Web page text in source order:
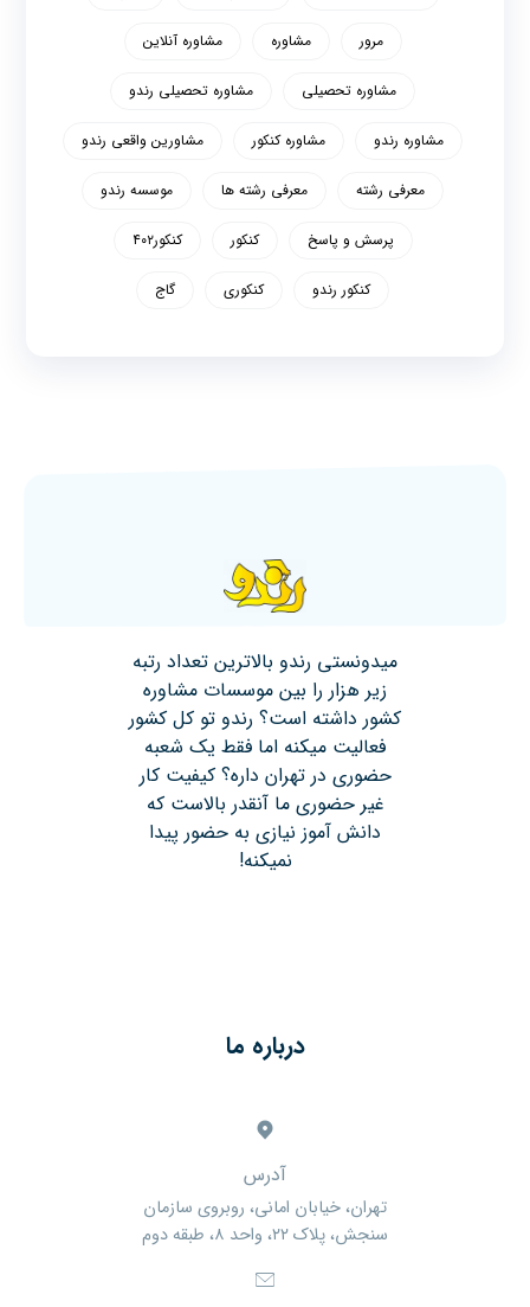
مرور مشاوره مشاوره آنلاین
مشاوره تحصیلی مشاوره تحصیلی رندو
مشاوره رندو مشاوره کنکور مشاورین واقعی رندو
معرفی رشته معرفی رشته ها موسسه رندو
پرسش و پاسخ کنکور کنکور۴۰۲
کنکور رندو کنکوری گاج
میدونستی رندو بالاترین تعداد رتبه
زیر هزار را بین موسسات مشاوره
کشور داشته است؟ رندو تو کل کشور
فعالیت میکنه اما فقط یک شعبه
حضوری در تهران داره؟ کیفیت کار
غیر حضوری ما آنقدر بالاست که
دانش آموز نیازی به حضور پیدا
نمیکنه!
درباره ما
آدرس
تهران، خیابان امانی، روبروی سازمان
سنجش، پلاک ۲۲، واحد ۸، طبقه دوم